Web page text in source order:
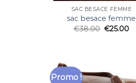
SAC BESACE FEMME
sac besace femme
€38.00 €25.00
Promo !